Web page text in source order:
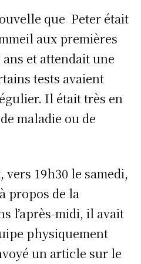
que Peter était
aux premières
et attendait une
tests avaient
Il était très en
maladie ou de
vers 19h30 le samedi,
propos de la
l’après-midi, il avait
physiquement
un article sur le